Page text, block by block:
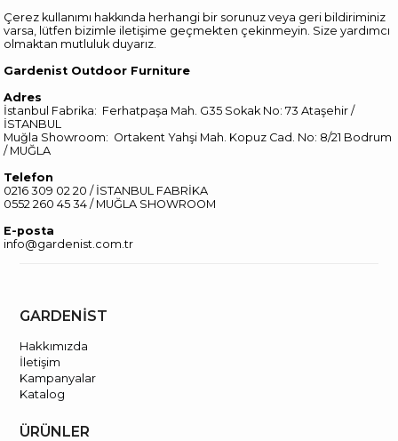
Çerez kullanımı hakkında herhangi bir sorunuz veya geri bildiriminiz
varsa, lütfen bizimle iletişime geçmekten çekinmeyin. Size yardımcı
olmaktan mutluluk duyarız.
Gardenist Outdoor Furniture
Adres
İstanbul Fabrika: Ferhatpaşa Mah. G35 Sokak No: 73 Ataşehir /
İSTANBUL
Muğla Showroom: Ortakent Yahşi Mah. Kopuz Cad. No: 8/21 Bodrum
/ MUĞLA
Telefon
0216 309 02 20 / İSTANBUL FABRİKA
0552 260 45 34 / MUĞLA SHOWROOM
E-posta
info@gardenist.com.tr
GARDENİST
Hakkımızda
İletişim
Kampanyalar
Katalog
ÜRÜNLER